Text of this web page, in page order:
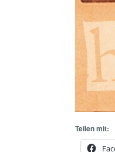
Teilen mit: